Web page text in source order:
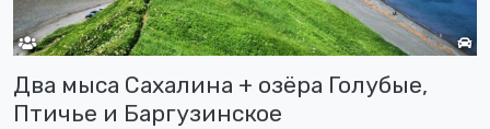
Два мыса Сахалина + озёра Голубые,
Птичье и Баргузинское